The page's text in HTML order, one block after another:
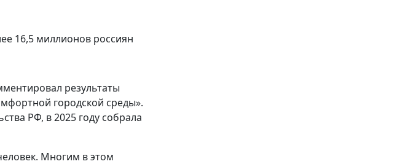
16,5 миллионов россиян
результаты
городской среды».
РФ, в 2025 году собрала
Многим в этом